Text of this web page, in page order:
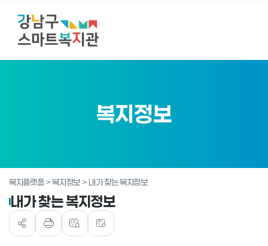
복지정보
복지플랫폼 > 복지정보 > 내가 찾는 복지정보
내가 찾는 복지정보